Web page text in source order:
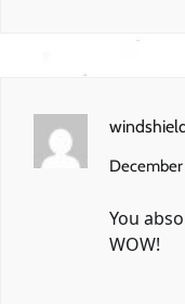
December
You
WOW!